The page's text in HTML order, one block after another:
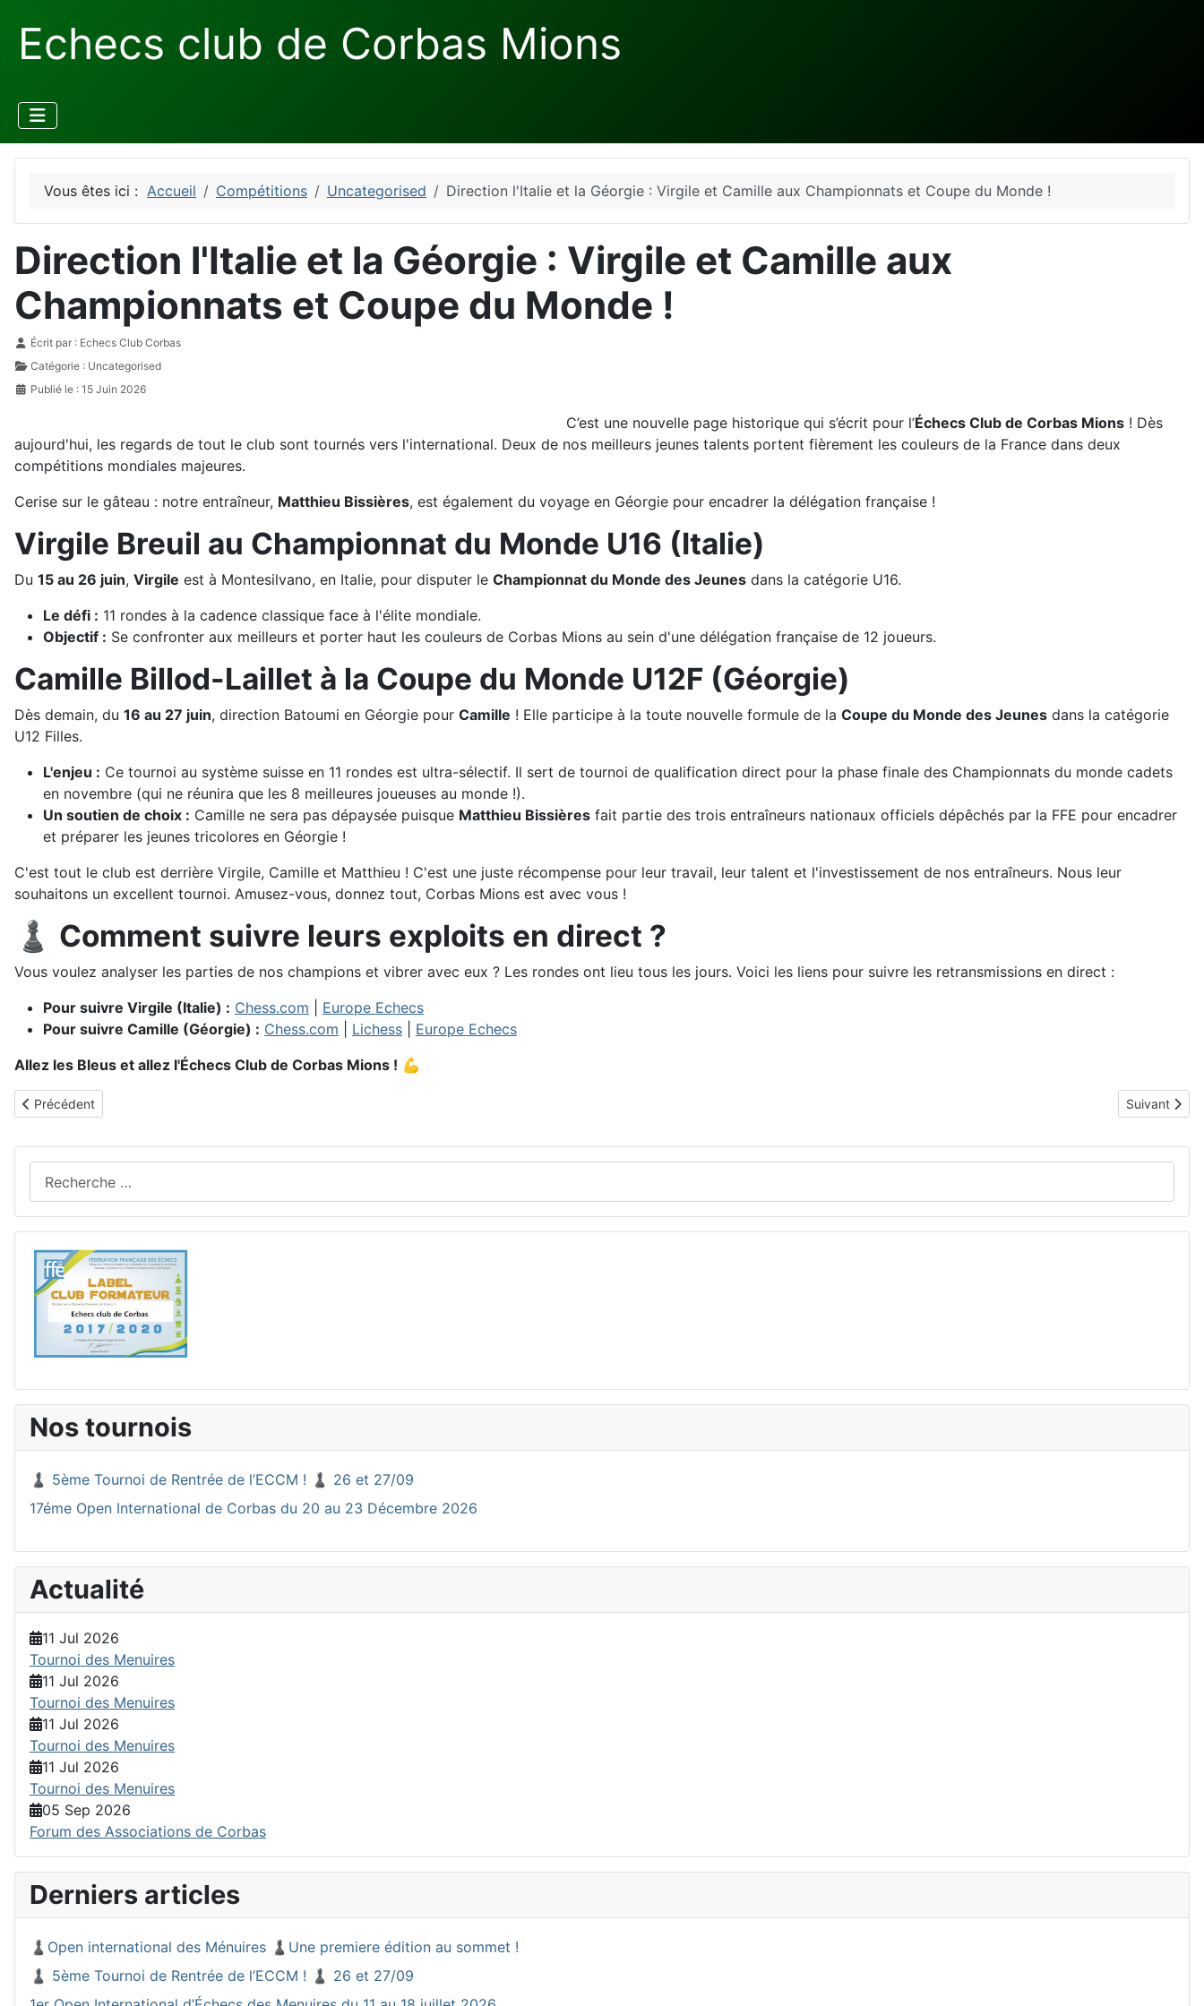
Echecs club de Corbas Mions
Vous êtes ici : Accueil Compétitions Uncategorised Direction l'Italie et la Géorgie : Virgile et Camille aux Championnats et Coupe du Monde !
Direction l'Italie et la Géorgie : Virgile et Camille aux
Championnats et Coupe du Monde !
Détails
Écrit par : Echecs Club Corbas
Catégorie : Uncategorised
Publié le : 15 Juin 2026
C’est une nouvelle page historique qui s’écrit pour l’Échecs Club de Corbas Mions ! Dès
aujourd'hui, les regards de tout le club sont tournés vers l'international. Deux de nos meilleurs jeunes talents portent fièrement les couleurs de la France dans deux
compétitions mondiales majeures.
Cerise sur le gâteau : notre entraîneur, Matthieu Bissières, est également du voyage en Géorgie pour encadrer la délégation française !
Virgile Breuil au Championnat du Monde U16 (Italie)
Du 15 au 26 juin, Virgile est à Montesilvano, en Italie, pour disputer le Championnat du Monde des Jeunes dans la catégorie U16.
Le défi : 11 rondes à la cadence classique face à l'élite mondiale.
Objectif : Se confronter aux meilleurs et porter haut les couleurs de Corbas Mions au sein d'une délégation française de 12 joueurs.
Camille Billod-Laillet à la Coupe du Monde U12F (Géorgie)
Dès demain, du 16 au 27 juin, direction Batoumi en Géorgie pour Camille ! Elle participe à la toute nouvelle formule de la Coupe du Monde des Jeunes dans la catégorie
U12 Filles.
L'enjeu : Ce tournoi au système suisse en 11 rondes est ultra-sélectif. Il sert de tournoi de qualification direct pour la phase finale des Championnats du monde cadets
en novembre (qui ne réunira que les 8 meilleures joueuses au monde !).
Un soutien de choix : Camille ne sera pas dépaysée puisque Matthieu Bissières fait partie des trois entraîneurs nationaux officiels dépêchés par la FFE pour encadrer
et préparer les jeunes tricolores en Géorgie !
C'est tout le club est derrière Virgile, Camille et Matthieu ! C'est une juste récompense pour leur travail, leur talent et l'investissement de nos entraîneurs. Nous leur
souhaitons un excellent tournoi. Amusez-vous, donnez tout, Corbas Mions est avec vous !
♟️ Comment suivre leurs exploits en direct ?
Vous voulez analyser les parties de nos champions et vibrer avec eux ? Les rondes ont lieu tous les jours. Voici les liens pour suivre les retransmissions en direct :
Pour suivre Virgile (Italie) : Chess.com
Europe Echecs
Pour suivre Camille (Géorgie) : Chess.com Lichess
Europe Echecs
Allez les Bleus et allez l'Échecs Club de Corbas Mions ! 💪
Article précédent : ♟️Open international des Ménuires ♟️Une premiere édition au sommet !
Précédent Article
Suivant
Nos tournois
♟️ 5ème Tournoi de Rentrée de l’ECCM ! ♟️ 26 et 27/09
17éme Open International de Corbas du 20 au 23 Décembre 2026
Actualité
11 Jul 2026
Tournoi des Menuires
11 Jul 2026
Tournoi des Menuires
11 Jul 2026
Tournoi des Menuires
11 Jul 2026
Tournoi des Menuires
05 Sep 2026
Forum des Associations de Corbas
Derniers articles
♟️Open international des Ménuires ♟️Une premiere édition au sommet !
♟️ 5ème Tournoi de Rentrée de l’ECCM ! ♟️ 26 et 27/09